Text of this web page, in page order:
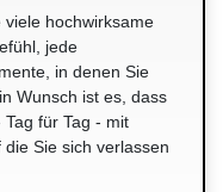
hochwirksame
jede
in denen Sie
Wunsch ist es, dass
für Tag - mit
Sie sich verlassen